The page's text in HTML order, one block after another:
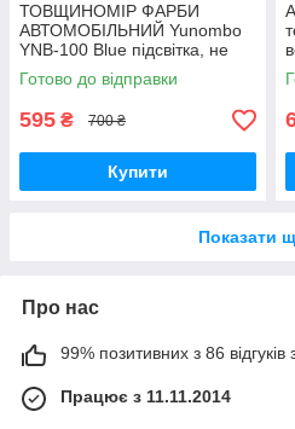
ТОВЩИНОМІР ФАРБИ
АВТОМОБІЛЬНИЙ Yunombo
YNB-100 Blue підсвітка, не
потребує калібрування
Готово до відправки
595 ₴ 700 ₴
Купити
Показати
Про нас
99% позитивних з 86 відгуків
Працює з 11.11.2014